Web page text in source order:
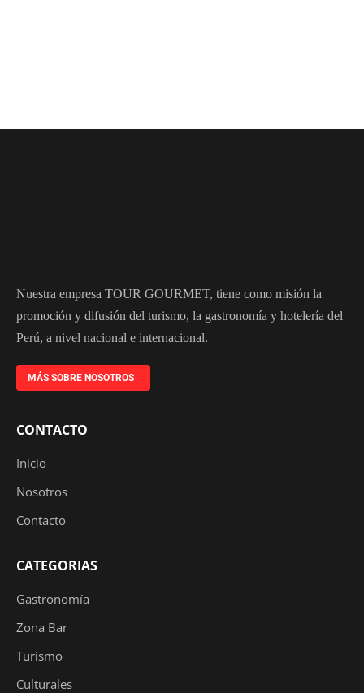
Nuestra empresa TOUR GOURMET, tiene como misión la
promoción y difusión del turismo, la gastronomía y hotelería del
Perú, a nivel nacional e internacional.
MÁS SOBRE NOSOTROS
CONTACTO
Inicio
Nosotros
Contacto
CATEGORIAS
Gastronomía
Zona Bar
Turismo
Culturales